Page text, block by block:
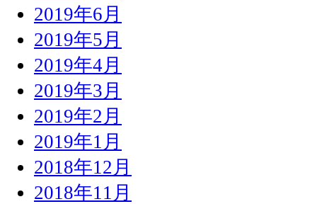
2019年6月
2019年5月
2019年4月
2019年3月
2019年2月
2019年1月
2018年12月
2018年11月